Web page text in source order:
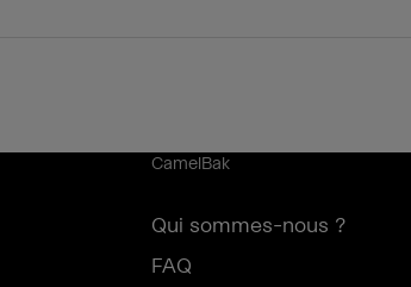
CamelBak
Qui sommes-nous ?
FAQ